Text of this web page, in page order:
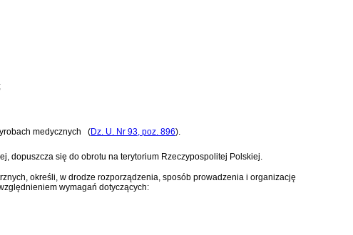
medycznych (Dz. U. Nr 93, poz. 896).
dopuszcza się do obrotu na terytorium Rzeczypospolitej Polskiej.
określi, w drodze rozporządzenia, sposób prowadzenia i organizację
wymagań dotyczących: